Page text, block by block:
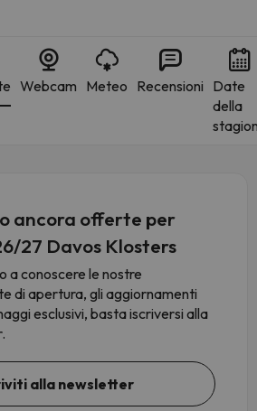
Webcam Meteo Recensioni Date
della
ancora offerte per
27 Davos Klosters
a conoscere le nostre
di apertura, gli aggiornamenti
esclusivi, basta iscriversi alla
alla newsletter